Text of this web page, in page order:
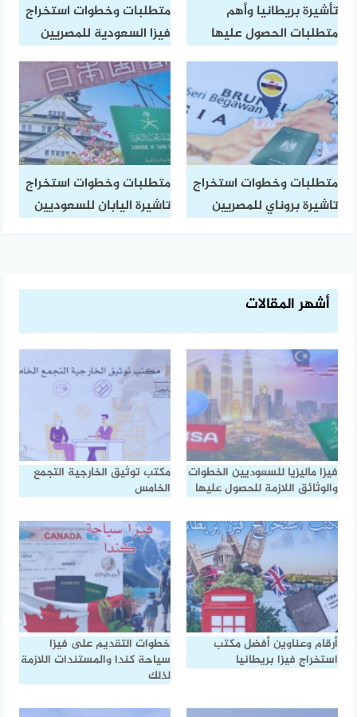
تأشيرة بريطانيا وأهم
متطلبات الحصول عليها
متطلبات وخطوات استخراج
فيزا السعودية للمصريين
متطلبات وخطوات استخراج
تاشيرة بروناي للمصريين
متطلبات وخطوات استخراج
تاشيرة اليابان للسعوديين
أشهر المقالات
فيزا ماليزيا للسعوديين الخطوات
والوثائق اللازمة للحصول عليها
مكتب توثيق الخارجية التجمع
الخامس
أرقام وعناوين أفضل مكتب
استخراج فيزا بريطانيا
خطوات التقديم على فيزا
سياحة كندا والمستندات اللازمة
لذلك